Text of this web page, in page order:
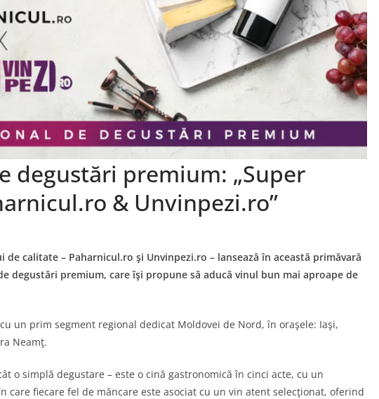
degustări premium: „Super
& Unvinpezi.ro”
calitate – Paharnicul.ro şi Unvinpezi.ro – lansează în această primăvară
degustări premium, care îşi propune să aducă vinul bun mai aproape de
un prim segment regional dedicat Moldovei de Nord, în oraşele: Iaşi,
Neamţ.
o simplă degustare – este o cină gastronomică în cinci acte, cu un
care fiecare fel de mâncare este asociat cu un vin atent selecţionat, oferind